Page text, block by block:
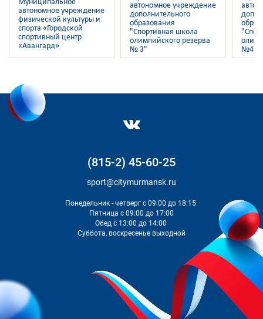
Муниципальное
автономное учреждение
физической культуры и
спорта «Городской
спортивный центр
«Авангард»
автономное учреждение
дополнительного
образования
"Спортивная школа
олимпийского резерва
№ 3"
№4"
(815-2) 45-60-25
sport@citymurmansk.ru
Понедельник - четверг с 09:00 до 18:15
Пятница с 09:00 до 17:00
Обед с 13:00 до 14:00
Суббота, воскресенье выходной